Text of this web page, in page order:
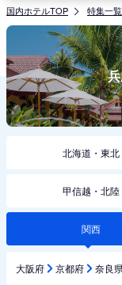
国内ホテルTOP 特集一覧
北海道・東北
甲信越・北陸
関西
大阪府 京都府 奈良県